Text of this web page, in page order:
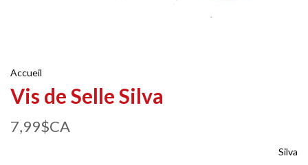
Accueil
Vis de Selle Silva
7,99$CA
Silva